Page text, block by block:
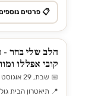
📋 פרטים
הלב שלי בחר -
קובי אפללו
📅 שבת, 29 אוגוסט ⏰ 21:00
📍 תיאטרון הבית